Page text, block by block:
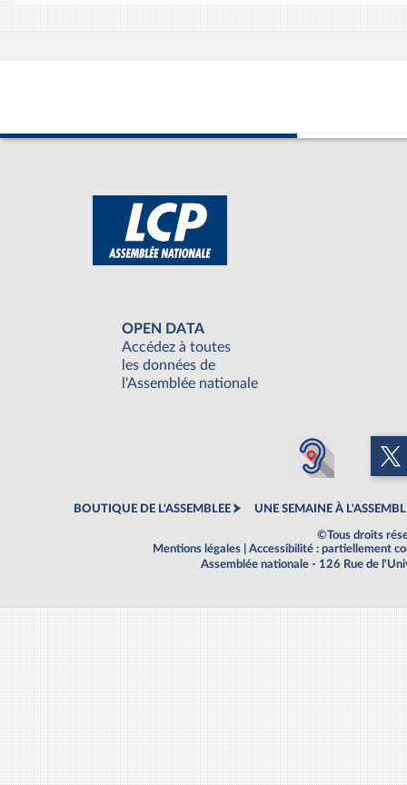
OPEN DATA
Accédez à toutes
les données de
l'Assemblée nationale
BOUTIQUE DE L'ASSEMBLEE UNE SEMAINE À
©Tous droits
Mentions légales
Accessibilité : partiellement
Assemblée nationale - 126 Rue de